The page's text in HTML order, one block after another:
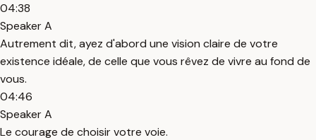
04:38
Speaker A
Autrement dit, ayez d'abord une vision claire de votre
existence idéale, de celle que vous rêvez de vivre au fond de
vous.
04:46
Speaker A
Le courage de choisir votre voie.